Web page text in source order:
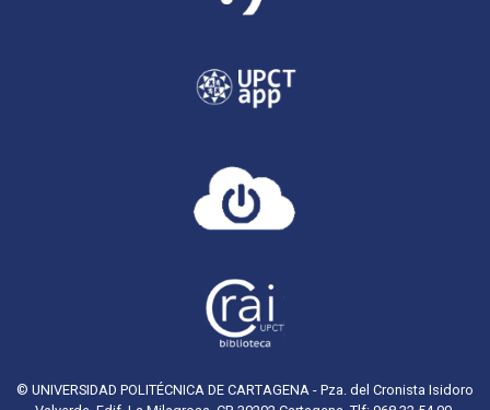
© UNIVERSIDAD POLITÉCNICA DE CARTAGENA - Pza. del Cronista Isidoro